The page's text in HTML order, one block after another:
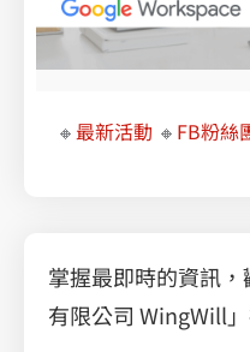
🔸最新活動 🔸 FB粉絲
掌握最即時的資訊
有限公司 WingWill」